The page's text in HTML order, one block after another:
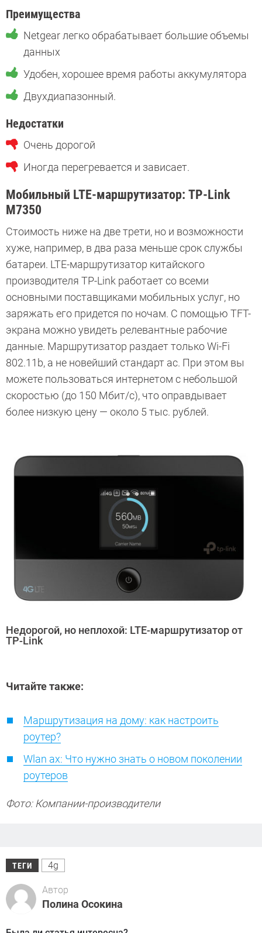
Преимущества
Netgear легко обрабатывает большие объемы
данных
Удобен, хорошее время работы аккумулятора
Двухдиапазонный.
Недостатки
Очень дорогой
Иногда перегревается и зависает.
Мобильный LTE-маршрутизатор: TP-Link
M7350
Стоимость ниже на две трети, но и возможности
хуже, например, в два раза меньше срок службы
батареи. LTE-маршрутизатор китайского
производителя TP-Link работает со всеми
основными поставщиками мобильных услуг, но
заряжать его придется по ночам. С помощью TFT-
экрана можно увидеть релевантные рабочие
данные. Маршрутизатор раздает только Wi-Fi
802.11b, а не новейший стандарт ас. При этом вы
можете пользоваться интернетом с небольшой
скоростью (до 150 Мбит/с), что оправдывает
более низкую цену — около 5 тыс. рублей.
Недорогой, но неплохой: LTE-маршрутизатор от
TP-Link
Читайте также:
Маршрутизация на дому: как настроить
роутер?
Wlan ax: Что нужно знать о новом поколении
роутеров
Фото: Компании-производители
ТЕГИ 4g
Автор
Полина Осокина